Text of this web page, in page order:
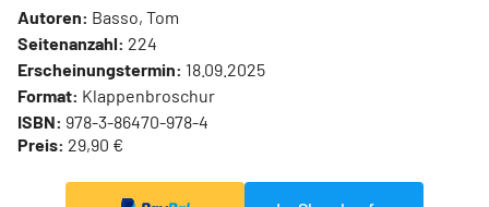
Autoren: Basso, Tom
Seitenanzahl: 224
Erscheinungstermin: 18.09.2025
Format: Klappenbroschur
ISBN: 978-3-86470-978-4
Preis: 29,90 €